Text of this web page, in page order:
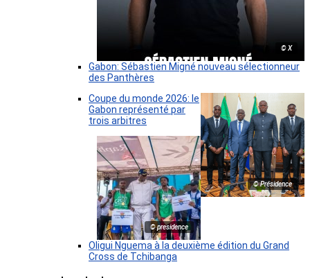
© X
Gabon: Sébastien Migné nouveau sélectionneur
des Panthères
© Présidence
Coupe du monde 2026: le
Gabon représenté par
trois arbitres
© presidence
Oligui Nguema à la deuxième édition du Grand
Cross de Tchibanga